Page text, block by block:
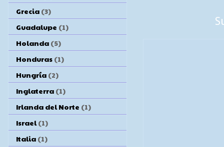
Grecia (3)
Guadalupe (1)
Holanda (5)
Honduras (1)
Hungría (2)
Inglaterra (1)
Irlanda del Norte (1)
Israel (1)
Italia (1)